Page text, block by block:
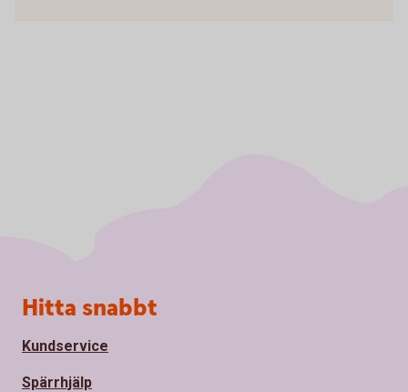
Sidfot
Hitta snabbt
Kundservice
Spärrhjälp